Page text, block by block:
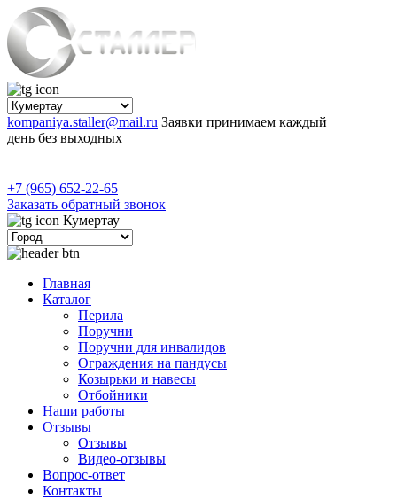
kompaniya.staller@mail.ru Заявки принимаем каждый
день без выходных
+7 (965) 652-22-65
Заказать обратный звонок
Кумертау
Главная
Каталог
Перила
Поручни
Поручни для инвалидов
Ограждения на пандусы
Козырьки и навесы
Отбойники
Наши работы
Отзывы
Отзывы
Видео-отзывы
Вопрос-ответ
Контакты